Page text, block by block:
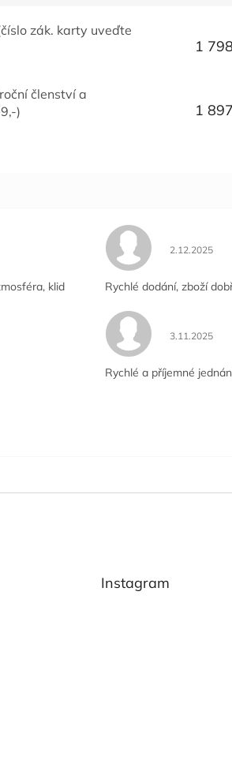
zák. karty uveďte
1
členství a
)
1
klid
Hodnocení
2.12.2025
Rychlé dodání, zboží
Hodnocení
3.11.2025
Rychlé a příjemné
Instagram